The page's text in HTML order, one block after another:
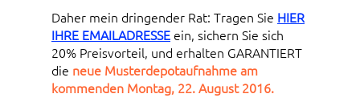
Daher mein dringender Rat: Tragen Sie HIER
IHRE EMAILADRESSE ein, sichern Sie sich
20% Preisvorteil, und erhalten GARANTIERT
die neue Musterdepotaufnahme am
kommenden Montag, 22. August 2016.